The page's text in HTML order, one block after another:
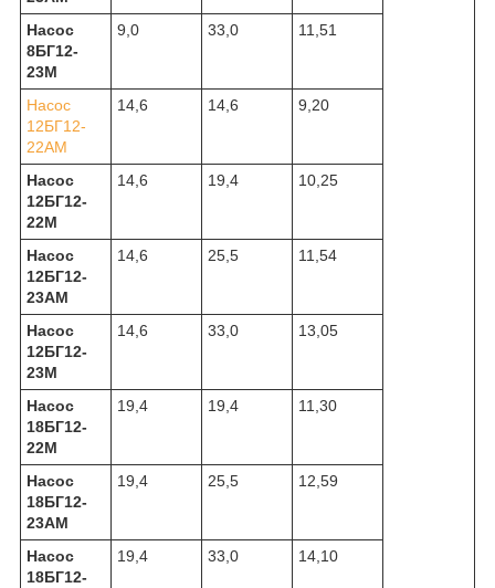
Насос
8БГ12-
23М
9,0 33,0 11,51
Насос
12БГ12-
22АМ
14,6 14,6 9,20
Насос
12БГ12-
22М
14,6 19,4 10,25
Насос
12БГ12-
23АМ
14,6 25,5 11,54
Насос
12БГ12-
23М
14,6 33,0 13,05
Насос
18БГ12-
22М
19,4 19,4 11,30
Насос
18БГ12-
23АМ
19,4 25,5 12,59
Насос
18БГ12-
19,4 33,0 14,10